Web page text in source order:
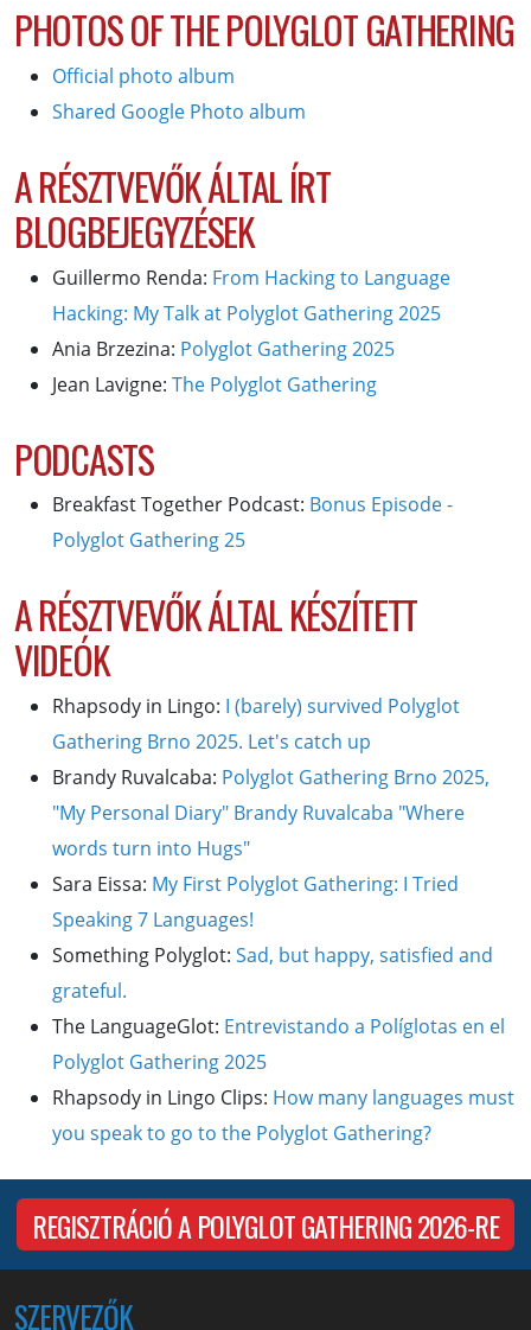
PHOTOS OF THE POLYGLOT GATHERING
Official photo album
Shared Google Photo album
A RÉSZTVEVŐK ÁLTAL ÍRT
BLOGBEJEGYZÉSEK
Guillermo Renda: From Hacking to Language
Hacking: My Talk at Polyglot Gathering 2025
Ania Brzezina: Polyglot Gathering 2025
Jean Lavigne: The Polyglot Gathering
PODCASTS
Breakfast Together Podcast: Bonus Episode -
Polyglot Gathering 25
A RÉSZTVEVŐK ÁLTAL KÉSZÍTETT
VIDEÓK
Rhapsody in Lingo: I (barely) survived Polyglot
Gathering Brno 2025. Let's catch up
Brandy Ruvalcaba: Polyglot Gathering Brno 2025,
"My Personal Diary" Brandy Ruvalcaba "Where
words turn into Hugs"
Sara Eissa: My First Polyglot Gathering: I Tried
Speaking 7 Languages!
Something Polyglot: Sad, but happy, satisfied and
grateful.
The LanguageGlot: Entrevistando a Políglotas en el
Polyglot Gathering 2025
Rhapsody in Lingo Clips: How many languages must
you speak to go to the Polyglot Gathering?
REGISZTRÁCIÓ A POLYGLOT GATHERING 2026-RE
SZERVEZŐK